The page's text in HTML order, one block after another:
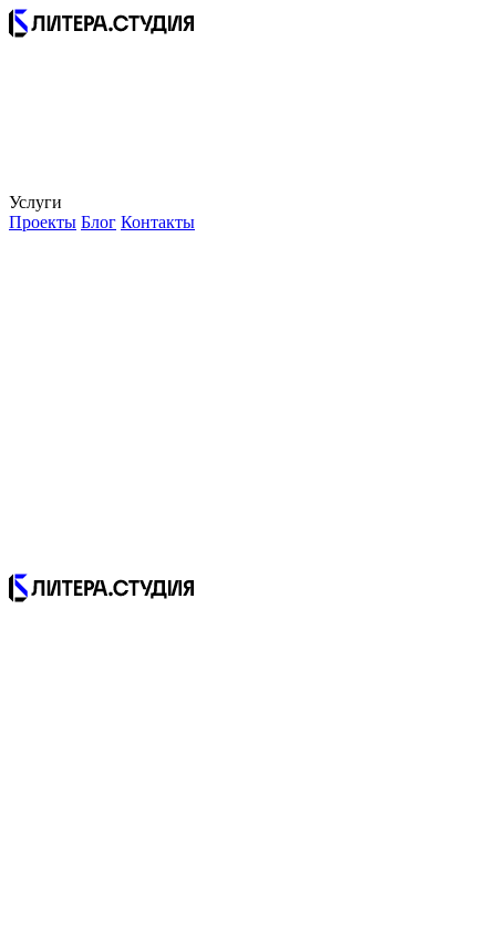
Услуги
Проекты Блог Контакты